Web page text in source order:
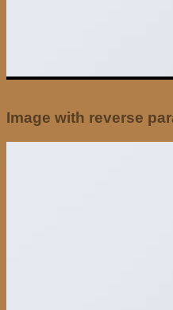
Image with reverse